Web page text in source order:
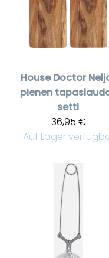
House Doctor
pienen
setti
36,95 €
Auf Lager